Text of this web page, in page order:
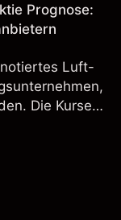
Prognose:
Luft-
Die Kurse